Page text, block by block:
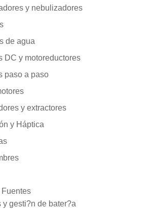
y nebulizadores
de agua
DC y motoreductores
paso a paso
y extractores
y Háptica
y gesti?n de bater?a